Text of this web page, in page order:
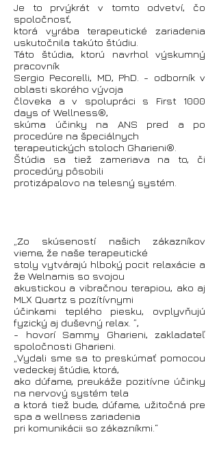
Je to prvýkrát v tomto odvetví, čo
spoločnosť,
ktorá vyrába terapeutické zariadenia
uskutočnila takúto štúdiu.
Táto štúdia, ktorú navrhol výskumný
pracovník
Sergio Pecorelli, MD, PhD. - odborník v
oblasti skorého vývoja
človeka a v spolupráci s First 1000
days of Wellness®,
skúma účinky na ANS pred a po
procedúre na špeciálnych
terapeutických stoloch Gharieni®.
Štúdia sa tiež zameriava na to, či
procedúry pôsobili
protizápalovo na telesný systém.
„Zo skúseností našich zákazníkov
vieme, že naše terapeutické
stoly vytvárajú hlboký pocit relaxácie a
že Welnamis so svojou
akustickou a vibračnou terapiou, ako aj
MLX Quartz s pozítívnymi
účinkami teplého piesku, ovplyvňujú
fyzický aj duševný relax. ”,
- hovorí Sammy Gharieni, zakladateľ
spoločnosti Gharieni.
„Vydali sme sa to preskúmať pomocou
vedeckej štúdie, ktorá,
ako dúfame, preukáže pozitívne účinky
na nervový systém tela
a ktorá tiež bude, dúfame, užitočná pre
spa a wellness zariadenia
pri komunikácii so zákazníkmi.“